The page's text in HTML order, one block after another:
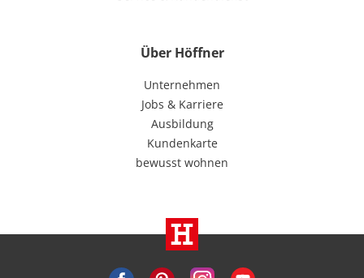
Über Höffner
Unternehmen
Jobs & Karriere
Ausbildung
Kundenkarte
bewusst wohnen